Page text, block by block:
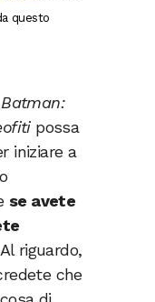
questo
Batman:
possa
iniziare a
se avete
riguardo,
che